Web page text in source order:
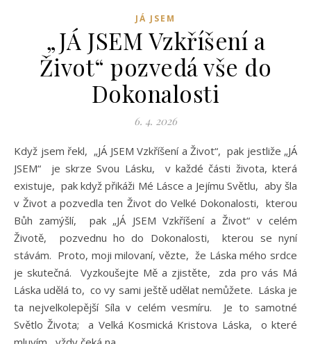
JÁ JSEM
„JÁ JSEM Vzkříšení a
Život“ pozvedá vše do
Dokonalosti
6. 4. 2026
Když jsem řekl, „JÁ JSEM Vzkříšení a Život“, pak jestliže „JÁ
JSEM“ je skrze Svou Lásku, v každé části života, která
existuje, pak když přikáži Mé Lásce a Jejímu Světlu, aby šla
v Život a pozvedla ten Život do Velké Dokonalosti, kterou
Bůh zamýšlí, pak „JÁ JSEM Vzkříšení a Život“ v celém
Životě, pozvednu ho do Dokonalosti, kterou se nyní
stávám. Proto, moji milovaní, vězte, že Láska mého srdce
je skutečná. Vyzkoušejte Mě a zjistěte, zda pro vás Má
Láska udělá to, co vy sami ještě udělat nemůžete. Láska je
ta nejvelkolepější Síla v celém vesmíru. Je to samotné
Světlo Života; a Velká Kosmická Kristova Láska, o které